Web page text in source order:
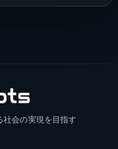
社会の実現を目指す